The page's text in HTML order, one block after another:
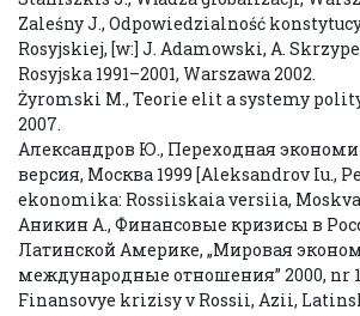
Zaleśny J., Odpowiedzialność
Rosyjskiej, [w:] J. Adamowski, A.
Rosyjska 1991–2001, Warszawa 2002.
Żyromski M., Teorie elit a systemy
2007.
Александров Ю., Переходная
версия, Москва 1999 [Aleksandrov Iu.,
ekonomika: Rossiiskaia versiia, Moskva
Аникин А., Финансовые кризисы в
Латинской Америке, „Мировая
международные отношения” 2000, nr
Finansovye krizisy v Rossii, Azii,